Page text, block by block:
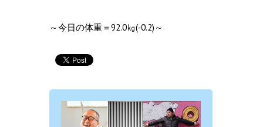
～今日の体重＝92.0㎏(‐0.2)～